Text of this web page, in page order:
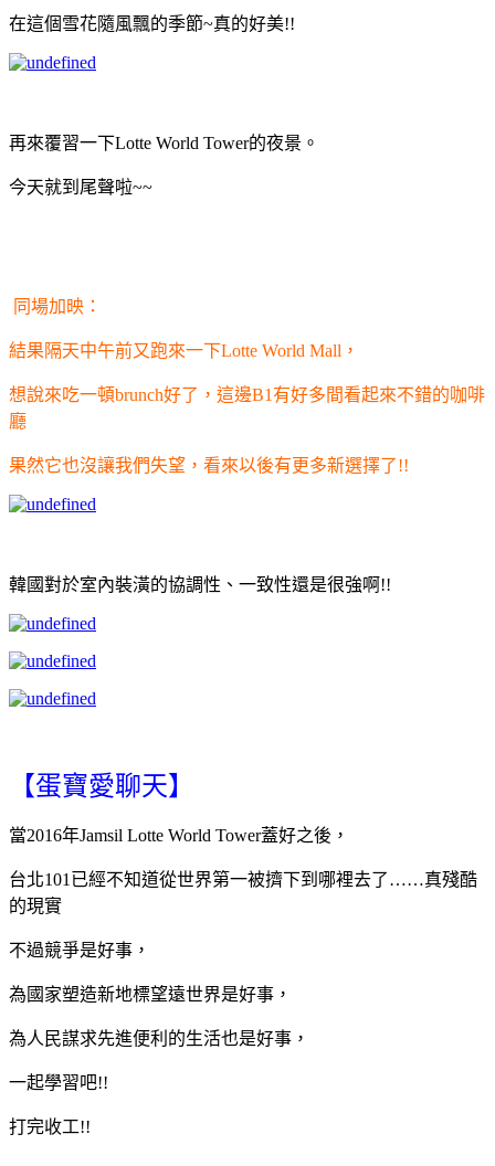
在這個雪花隨風飄的季節~真的好美!!
再來覆習一下Lotte World Tower的夜景。
今天就到尾聲啦~~
同場加映：
結果隔天中午前又跑來一下Lotte World Mall，
想說來吃一頓brunch好了，這邊B1有好多間看起來不錯的咖啡
廳
果然它也沒讓我們失望，看來以後有更多新選擇了!!
韓國對於室內裝潢的協調性、一致性還是很強啊!!
【蛋寶愛聊天】
當2016年Jamsil Lotte World Tower蓋好之後，
台北101已經不知道從世界第一被擠下到哪裡去了……真殘酷
的現實
不過競爭是好事，
為國家塑造新地標望遠世界是好事，
為人民謀求先進便利的生活也是好事，
一起學習吧!!
打完收工!!